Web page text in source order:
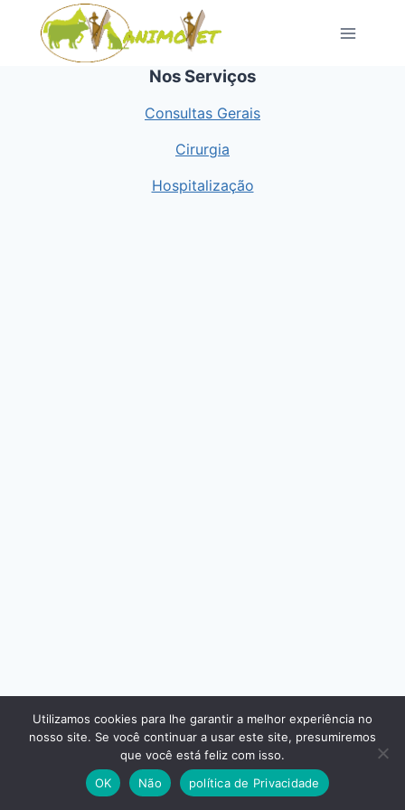
Nos Serviços
Consultas Gerais
Cirurgia
Hospitalização
© 2026 - Tema WordPress porKadence WP
Utilizamos cookies para lhe garantir a melhor experiência no
nosso site. Se você continuar a usar este site, presumiremos
que você está feliz com isso.
OK
Não política de Privacidade